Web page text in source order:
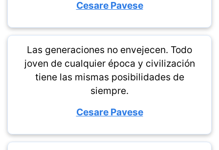
Cesare Pavese
Las generaciones no envejecen. Todo
joven de cualquier época y civilización
tiene las mismas posibilidades de
siempre.
Cesare Pavese